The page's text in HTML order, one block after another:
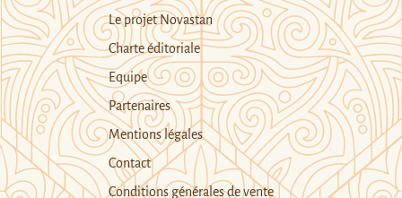
Le projet Novastan
Charte éditoriale
Equipe
Partenaires
Mentions légales
Contact
Conditions générales de vente